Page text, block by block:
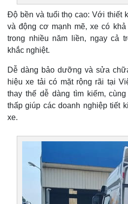
Độ bền và tuổi thọ cao: Với thiết
và động cơ mạnh mẽ, xe có
trong nhiều năm liền, ngay cả
khắc nghiệt.
Dễ dàng bảo dưỡng và sửa
hiệu xe tải có mặt rộng rãi tại
thay thế dễ dàng tìm kiếm,
thấp giúp các doanh nghiệp tiết
xe.